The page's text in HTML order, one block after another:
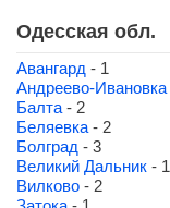
Одесская обл.
Авангард - 1
Андреево-Ивановка
Балта - 2
Беляевка - 2
Болград - 3
Великий Дальник - 1
Вилково - 2